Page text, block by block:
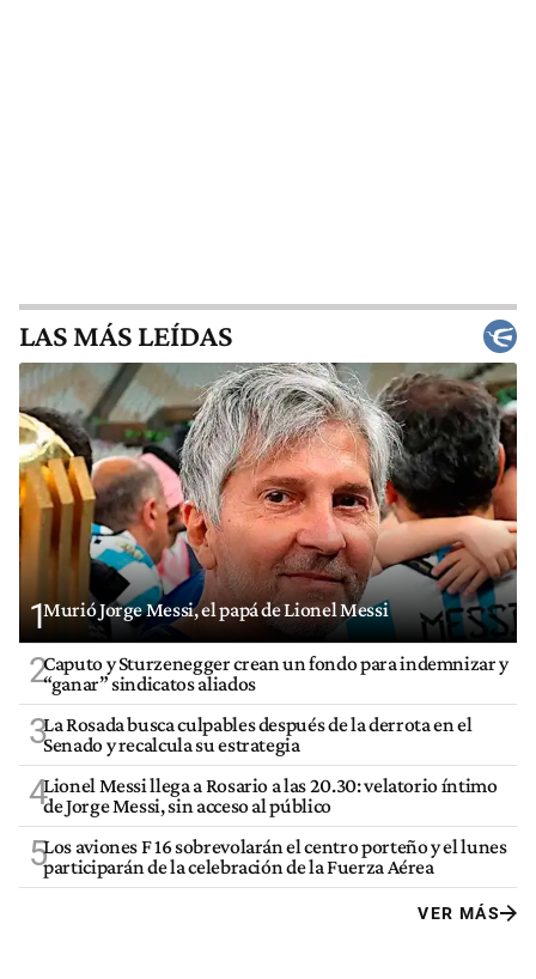
LAS MÁS LEÍDAS
1Murió Jorge Messi, el papá de Lionel Messi
2Caputo y Sturzenegger crean un fondo para indemnizar y
“ganar” sindicatos aliados
3La Rosada busca culpables después de la derrota en el
Senado y recalcula su estrategia
4Lionel Messi llega a Rosario a las 20.30: velatorio íntimo
de Jorge Messi, sin acceso al público
5Los aviones F 16 sobrevolarán el centro porteño y el lunes
participarán de la celebración de la Fuerza Aérea
VER MÁS